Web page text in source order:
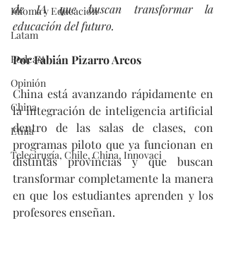
Idioma y Educación
Latam
Podcast
Opinión
China
Etnia
Telecirugía, Chile, China, Innovaci
de IA que buscan transformar la
educación del futuro.
Por Fabián Pizarro Arcos
China está avanzando rápidamente en
la integración de inteligencia artificial
dentro de las salas de clases, con
programas piloto que ya funcionan en
distintas provincias y que buscan
transformar completamente la manera
en que los estudiantes aprenden y los
profesores enseñan.